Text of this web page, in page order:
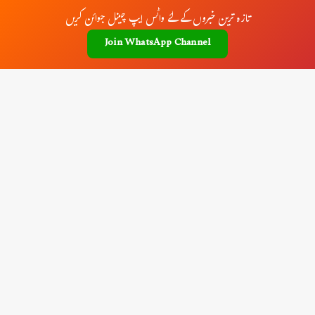
تازہ ترین خبروں کے لئے واٹس ایپ چینل جوائن کریں
Join WhatsApp Channel